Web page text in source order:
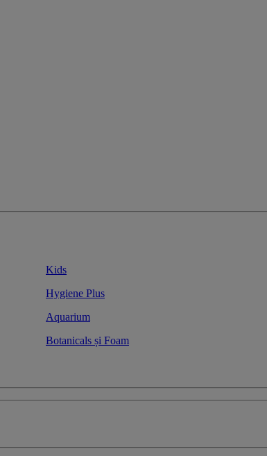
Kids
Hygiene Plus
Aquarium
Botanicals și Foam